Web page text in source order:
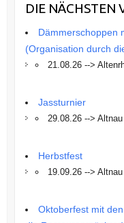
DIE NÄCHSTEN
Dämmerschoppen
(Organisation durch
21.08.26 -->
Jassturnier
29.08.26 --> Altnau
Herbstfest
19.09.26 --> Altnau
Oktoberfest mit